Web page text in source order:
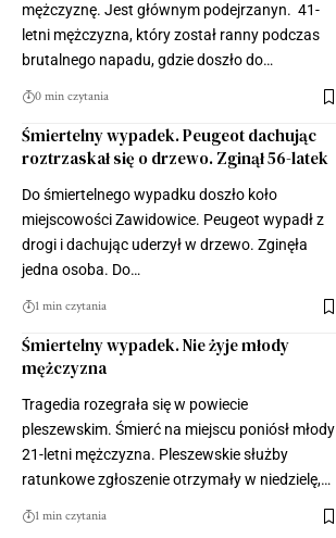
mężczyznę. Jest głównym podejrzanyn. 41-
letni mężczyzna, który został ranny podczas
brutalnego napadu, gdzie doszło do…
0 min czytania
Śmiertelny wypadek. Peugeot dachując
roztrzaskał się o drzewo. Zginął 56-latek
Do śmiertelnego wypadku doszło koło
miejscowości Zawidowice. Peugeot wypadł z
drogi i dachując uderzył w drzewo. Zginęła
jedna osoba. Do…
1 min czytania
Śmiertelny wypadek. Nie żyje młody
mężczyzna
Tragedia rozegrała się w powiecie
pleszewskim. Śmierć na miejscu poniósł młody
21-letni mężczyzna. Pleszewskie służby
ratunkowe zgłoszenie otrzymały w niedzielę,…
1 min czytania